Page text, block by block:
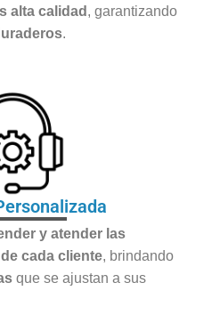
alta calidad , garantizando
.
y atender las
cada cliente, brindando
que se ajustan a sus